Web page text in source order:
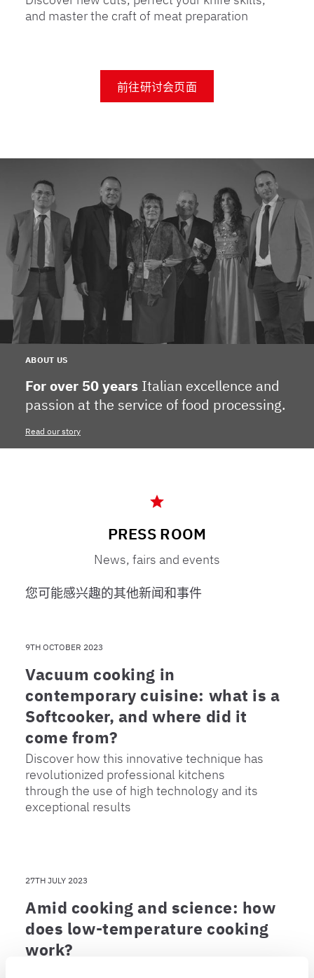
and master the craft of meat preparation
前往研讨会页面
ABOUT US
For over 50 years Italian excellence and
passion at the service of food processing.
Read our story
PRESS ROOM
News, fairs and events
您可能感兴趣的其他新闻和事件
9TH OCTOBER 2023
Vacuum cooking in
contemporary cuisine: what is a
Softcooker, and where did it
come from?
Discover how this innovative technique has
revolutionized professional kitchens
through the use of high technology and its
exceptional results
27TH JULY 2023
Amid cooking and science: how
does low-temperature cooking
work?